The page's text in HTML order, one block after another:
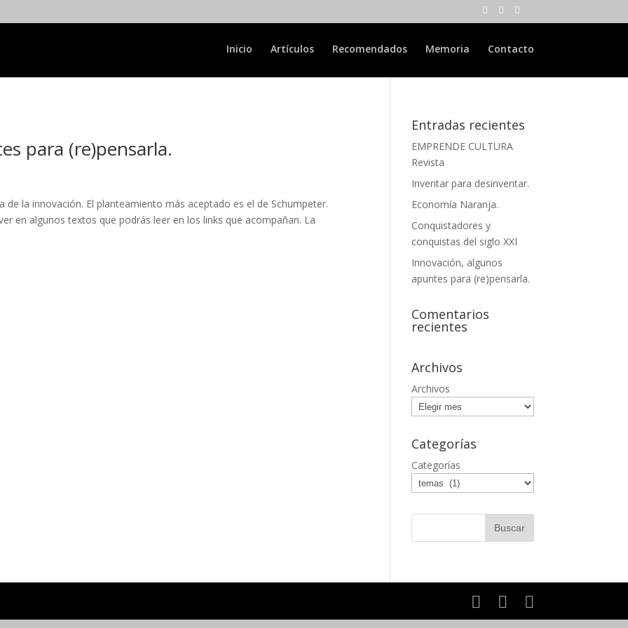
Inicio Artículos Recomendados Memoria Contacto
para (re)pensarla.
la innovación. El planteamiento más aceptado es el de Schumpeter.
en algunos textos que podrás leer en los links que acompañan. La
Entradas recientes
EMPRENDE CULTURA
Revista
Inventar para desinventar.
Economía Naranja.
Conquistadores y
conquistas del siglo XXI
Innovación, algunos
apuntes para (re)pensarla.
Comentarios
recientes
Archivos
Archivos
Categorías
Categorías